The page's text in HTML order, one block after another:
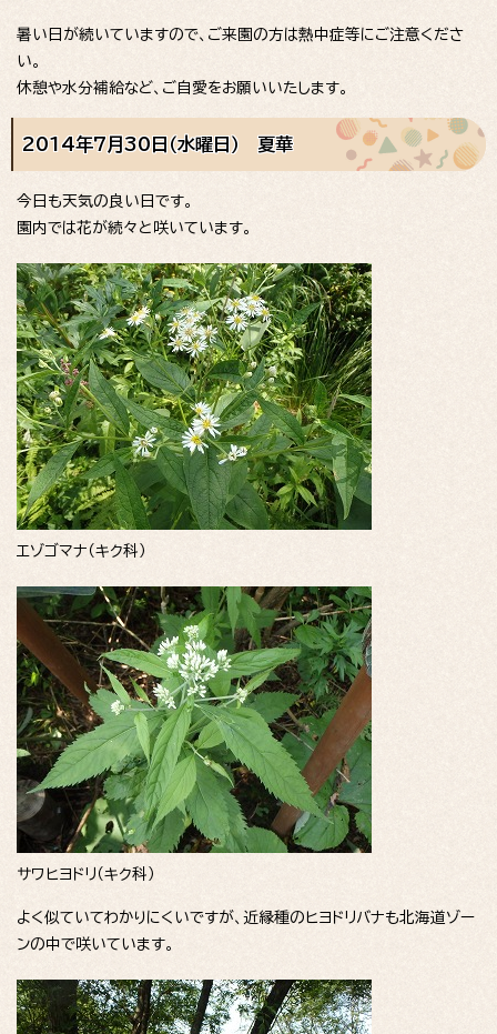
暑い日が続いていますので、ご来園の方は熱中症等にご注意くださ
い。
休憩や水分補給など、ご自愛をお願いいたします。
2014年7月30日（水曜日） 夏華
今日も天気の良い日です。
園内では花が続々と咲いています。
エゾゴマナ（キク科）
サワヒヨドリ（キク科）
よく似ていてわかりにくいですが、近縁種のヒヨドリバナも北海道ゾー
ンの中で咲いています。